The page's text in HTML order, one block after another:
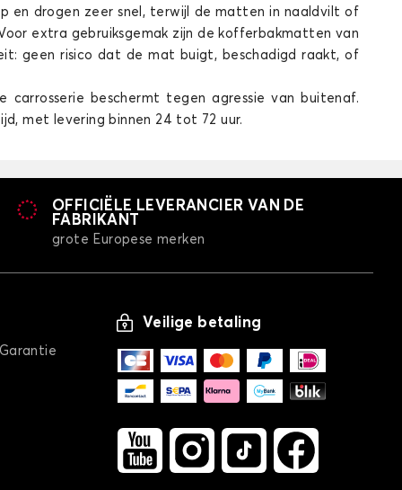
voor MERCEDES CLE
EQA
voor MERCEDES EQA
voor MERCEDES EQS
GLB
en drogen zeer snel, terwijl de matten in naaldvilt of
extra gebruiksgemak zijn de kofferbakmatten van
geen risico dat de mat buigt, beschadigd raakt, of
carrosserie beschermt tegen agressie van buitenaf.
met levering binnen 24 tot 72 uur.
OFFICIËLE LEVERANCIER VAN DE
FABRIKANT
grote Europese merken
Veilige betaling